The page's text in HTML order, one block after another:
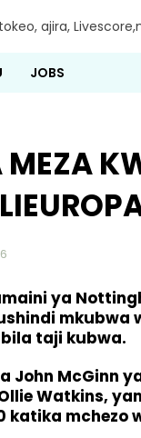
ajira,
JOBS
ya
taji kubwa.
John McGinn
Watkins,
katika mchezo